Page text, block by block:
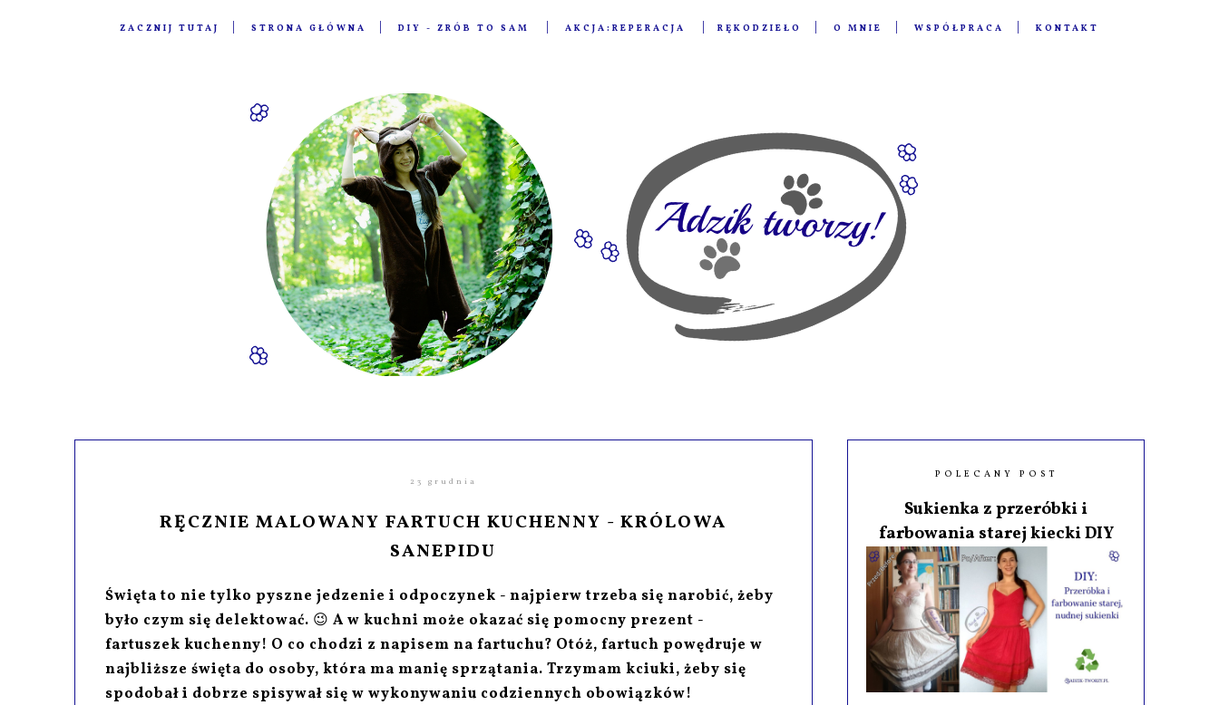
ZACZNIJ TUTAJ STRONA GŁÓWNA DIY - ZRÓB TO SAM AKCJA:REPERACJA RĘKODZIEŁO O MNIE WSPÓŁPRACA KONTAKT
23 grudnia
RĘCZNIE MALOWANY FARTUCH KUCHENNY - KRÓLOWA
SANEPIDU
Święta to nie tylko pyszne jedzenie i odpoczynek - najpierw trzeba się narobić, żeby
było czym się delektować. 😉 A w kuchni może okazać się pomocny prezent -
fartuszek kuchenny! O co chodzi z napisem na fartuchu? Otóż, fartuch powędruje w
najbliższe święta do osoby, która ma manię sprzątania. Trzymam kciuki, żeby się
spodobał i dobrze spisywał się w wykonywaniu codziennych obowiązków!
POLECANY POST
Sukienka z przeróbki i
farbowania starej kiecki DIY